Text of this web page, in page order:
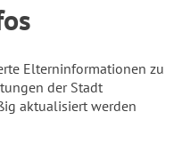
Elterninformationen zu
der Stadt
aktualisiert werden